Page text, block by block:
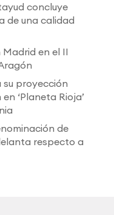
concluye
de una calidad
en el II
su proyección
‘Planeta Rioja’
de
respecto a